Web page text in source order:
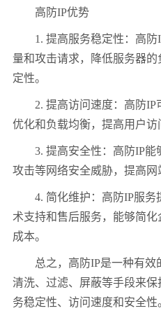
高防IP优势
1. 提高服务稳定性：高防
量和攻击请求，降低服务器
定性。
2. 提高访问速度：高防IP
优化和负载均衡，提高用户访
3. 提高安全性：高防IP能
攻击等网络安全威胁，提高网
4. 简化维护：高防IP服务
术支持和售后服务，能够简
成本。
总之，高防IP是一种有效
清洗、过滤、屏蔽等手段来
务稳定性、访问速度和安全性